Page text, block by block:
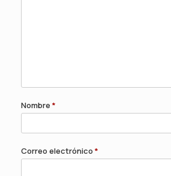
Nombre *
Correo electrónico *